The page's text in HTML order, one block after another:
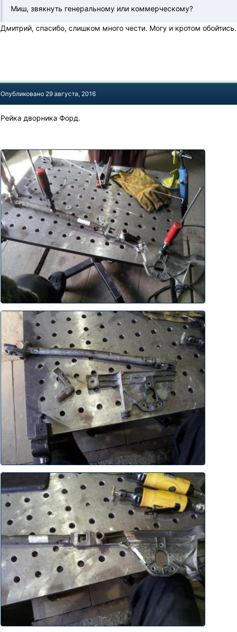
Миш, звякнуть генеральному или коммерческому?
Дмитрий, спасибо, слишком много чести. Могу и кротом обойтись.
Опубликовано 29 августа, 2016
Рейка дворника Форд.